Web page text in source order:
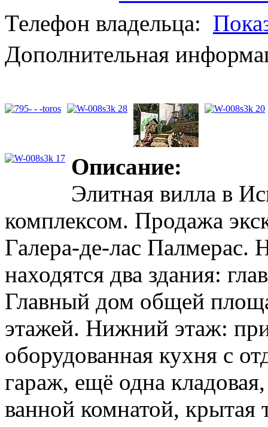
Телефон владельца:
Дополнительная
Описание:
Элитная вилла в
комплексом. Продажа
Галера-де-лас Палмерас.
находятся два здания:
Главный дом общей
этажей. Нижний этаж:
оборудованная кухня с
гараж, ещё одна
ванной комнатой, крытая